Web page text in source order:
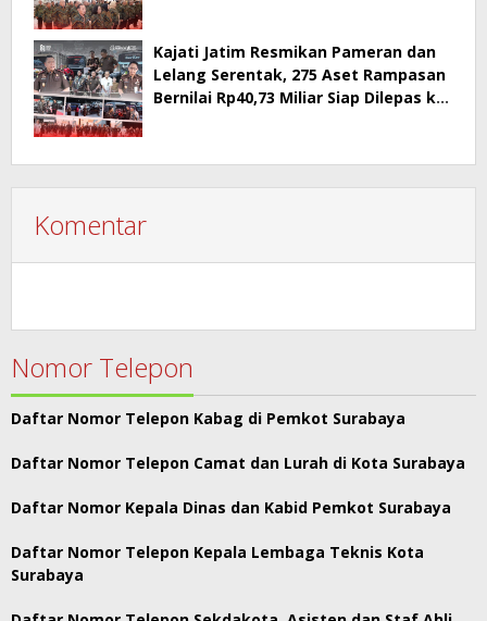
Kajati Jatim Resmikan Pameran dan
Lelang Serentak, 275 Aset Rampasan
Bernilai Rp40,73 Miliar Siap Dilepas ke
Komentar
Nomor Telepon
Daftar Nomor Telepon Kabag di Pemkot Surabaya
Daftar Nomor Telepon Camat dan Lurah di Kota Surabaya
Daftar Nomor Kepala Dinas dan Kabid Pemkot Surabaya
Daftar Nomor Telepon Kepala Lembaga Teknis Kota
Surabaya